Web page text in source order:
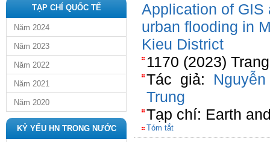
TẠP CHÍ QUỐC TẾ
Năm 2024
Năm 2023
Năm 2022
Năm 2021
Năm 2020
KỶ YẾU HN TRONG NƯỚC
Application of GIS
urban flooding in
Kieu District
1170 (2023)
Tác giả:
Trung
Tạp chí: Earth
Tóm tắt